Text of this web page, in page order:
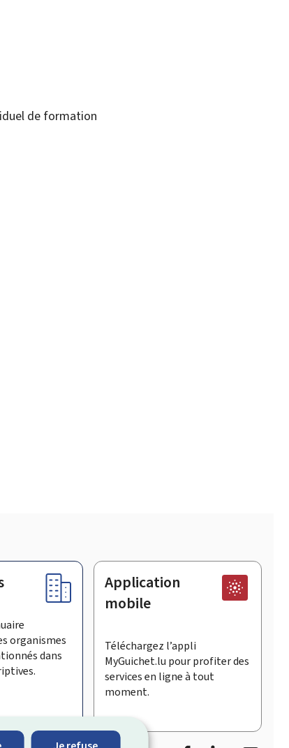
de formation
organismes
dans
Application
mobile
Téléchargez l’appli
MyGuichet.lu pour profiter des
services en ligne à tout
moment.
FacebookLinkedIn